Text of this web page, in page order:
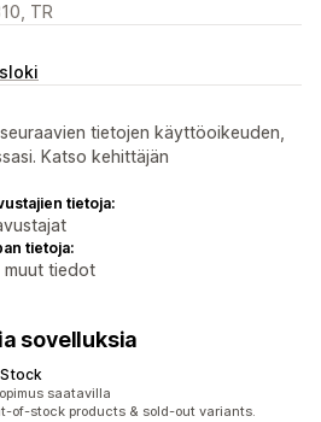
TR
tietojen käyttöoikeuden,
Katso kehittäjän
tietoja:
tietoja:
tiedot
sovelluksia
saatavilla
of-stock products & sold-out variants.